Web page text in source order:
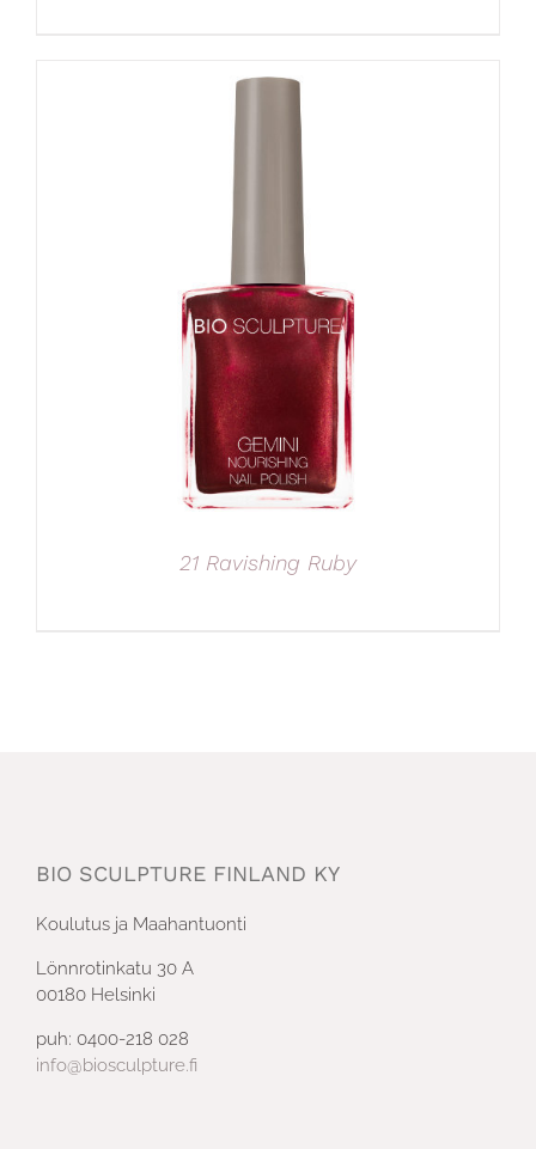
21 Ravishing Ruby
BIO SCULPTURE FINLAND KY
Koulutus ja Maahantuonti
Lönnrotinkatu 30 A
00180 Helsinki
puh: 0400-218 028
info@biosculpture.fi